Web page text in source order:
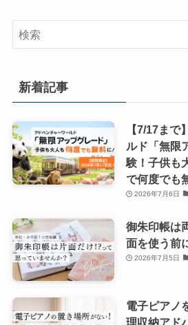
新着記事
【7/17まで
ルド「無限
験！子供も
で何度でも
2026年7月6日
御朱印帳は
面を使う前
2026年7月5日
電子ピアノ